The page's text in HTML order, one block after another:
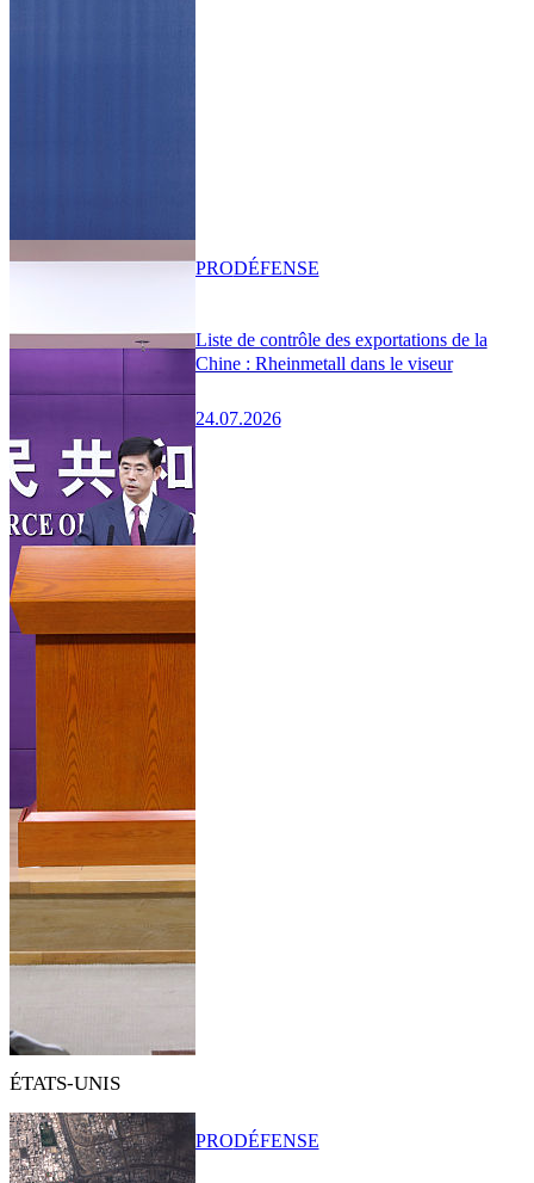
Liste de contrôle des exportations de la
Chine : Rheinmetall dans le viseur
24.07.2026
PRODÉFENSE
ÉTATS-UNIS
PRODÉFENSE